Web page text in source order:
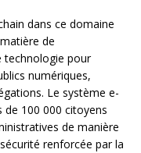
dans ce domaine
de
technologie pour
numériques,
Le système e-
de 100 000 citoyens
de manière
renforcée par la